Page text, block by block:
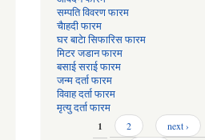
सम्पति विवरण फारम
चैाहदी फारम
घर बाटेा सिफारिस फारम
मिटर जडान फारम
बसाई सराई फारम
जन्म दर्ता फारम
विवाह दर्ता फारम
मृत्यु दर्ता फारम
1 2
next ›